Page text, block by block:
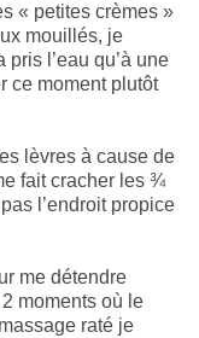
« petites crèmes »
mouillés, je
l’eau qu’à une
ce moment plutôt
lèvres à cause de
fait cracher les ¾
l’endroit propice
me détendre
moments où le
raté je